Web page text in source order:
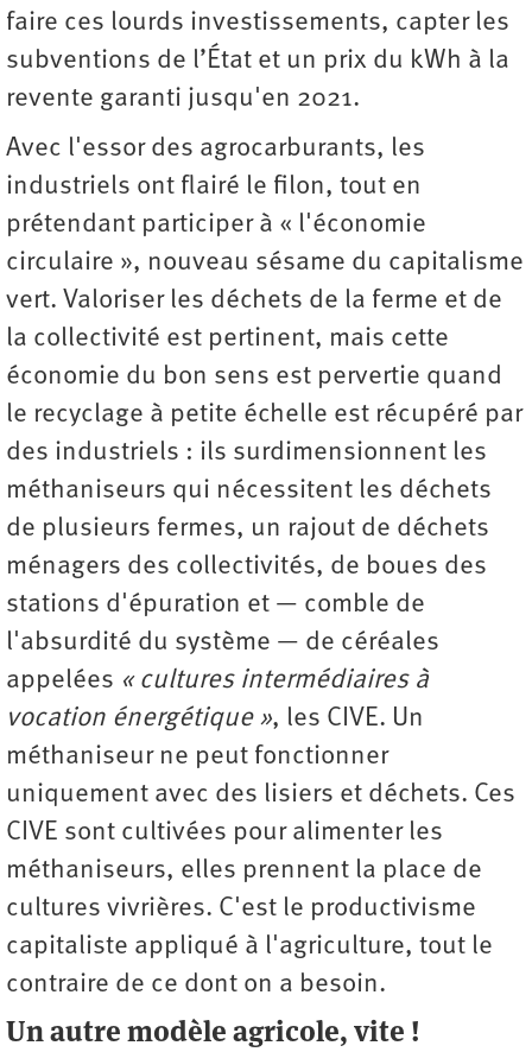
faire ces lourds investissements, capter les
subventions de l’État et un prix du kWh à la
revente garanti jusqu'en 2021.
Avec l'essor des agrocarburants, les
industriels ont flairé le filon, tout en
prétendant participer à « l'économie
circulaire », nouveau sésame du capitalisme
vert. Valoriser les déchets de la ferme et de
la collectivité est pertinent, mais cette
économie du bon sens est pervertie quand
le recyclage à petite échelle est récupéré par
des industriels : ils surdimensionnent les
méthaniseurs qui nécessitent les déchets
de plusieurs fermes, un rajout de déchets
ménagers des collectivités, de boues des
stations d'épuration et — comble de
l'absurdité du système — de céréales
appelées « cultures intermédiaires à
vocation énergétique », les CIVE. Un
méthaniseur ne peut fonctionner
uniquement avec des lisiers et déchets. Ces
CIVE sont cultivées pour alimenter les
méthaniseurs, elles prennent la place de
cultures vivrières. C'est le productivisme
capitaliste appliqué à l'agriculture, tout le
contraire de ce dont on a besoin.
Un autre modèle agricole, vite !